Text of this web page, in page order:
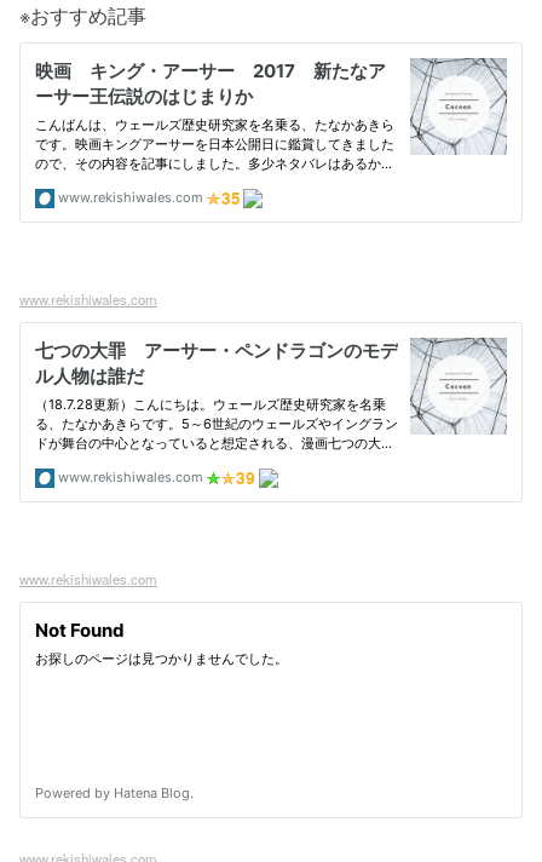
※おすすめ記事
www.rekishiwales.com
www.rekishiwales.com